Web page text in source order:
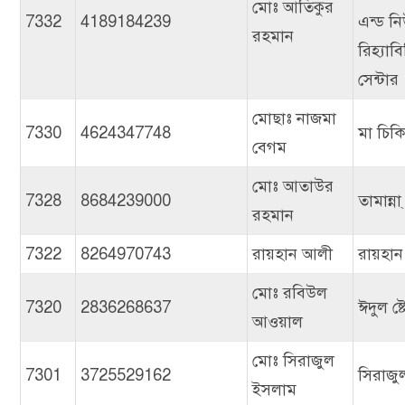
7332 4189184239
মোঃ আতিকুর
রহমান
এন্ড
সেন্টার
7330 4624347748
মোছাঃ নাজমা
বেগম
মা
7328 8684239000
মোঃ আতাউর
রহমান
তামান্না্
7322 8264970743 রায়হান আলী
7320 2836268637
মোঃ রবিউল
আওয়াল
ঈদুল
7301 3725529162
মোঃ সিরাজুল
ইসলাম